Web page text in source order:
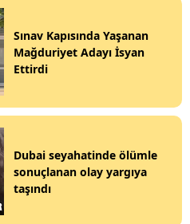
Sınav Kapısında Yaşanan
Mağduriyet Adayı İsyan
Ettirdi
Dubai seyahatinde ölümle
sonuçlanan olay yargıya
taşındı